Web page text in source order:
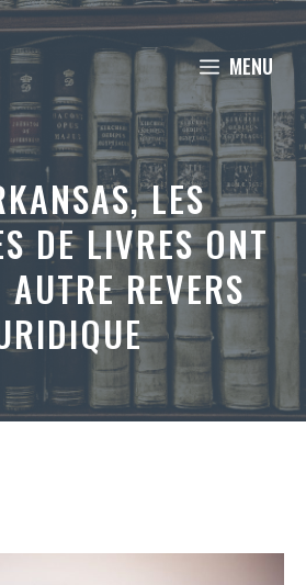
MENU
LES
DE LIVRES ONT
REVERS